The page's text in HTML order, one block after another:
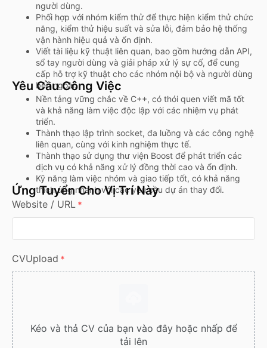
người dùng.
Phối hợp với nhóm kiểm thử để thực hiện kiểm thử chức
năng, kiểm thử hiệu suất và sửa lỗi, đảm bảo hệ thống
vận hành hiệu quả và ổn định.
Viết tài liệu kỹ thuật liên quan, bao gồm hướng dẫn API,
sổ tay người dùng và giải pháp xử lý sự cố, để cung
cấp hỗ trợ kỹ thuật cho các nhóm nội bộ và người dùng
bên ngoài.
Yêu Cầu Công Việc
Nền tảng vững chắc về C++, có thói quen viết mã tốt
và khả năng làm việc độc lập với các nhiệm vụ phát
triển.
Thành thạo lập trình socket, đa luồng và các công nghệ
liên quan, cùng với kinh nghiệm thực tế.
Thành thạo sử dụng thư viện Boost để phát triển các
dịch vụ có khả năng xử lý đồng thời cao và ổn định.
Kỹ năng làm việc nhóm và giao tiếp tốt, có khả năng
thích ứng nhanh với các yêu cầu dự án thay đổi.
Ứng Tuyển Cho Vị Trí Này
Website / URL *
CVUpload *
Kéo và thả CV của bạn vào đây hoặc nhấp để
tải lên